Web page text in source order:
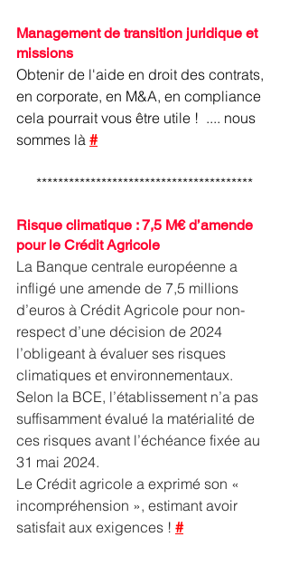
Management de transition juridique et
missions
Obtenir de l'aide en droit des contrats,
en corporate, en M&A, en compliance
cela pourrait vous être utile !  .... nous
sommes là #
****************************************
Risque climatique : 7,5 M€ d’amende
pour le Crédit Agricole
La Banque centrale européenne a
infligé une amende de 7,5 millions
d’euros à Crédit Agricole pour non-
respect d’une décision de 2024
l’obligeant à évaluer ses risques
climatiques et environnementaux.
Selon la BCE, l’établissement n’a pas
suffisamment évalué la matérialité de
ces risques avant l’échéance fixée au
31 mai 2024.
Le Crédit agricole a exprimé son «
incompréhension », estimant avoir
satisfait aux exigences ! #